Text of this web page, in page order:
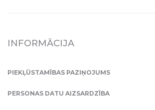
INFORMĀCIJA
PIEKĻŪSTAMĪBAS PAZIŅOJUMS
PERSONAS DATU AIZSARDZĪBA